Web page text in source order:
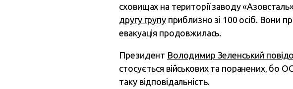
сховищах на території заводу
другу групуприблизно зі 100 осіб. Вони
евакуація продовжилась.
Президент Володимир Зеленський
стосується військових та поранених, бо
таку відповідальність.